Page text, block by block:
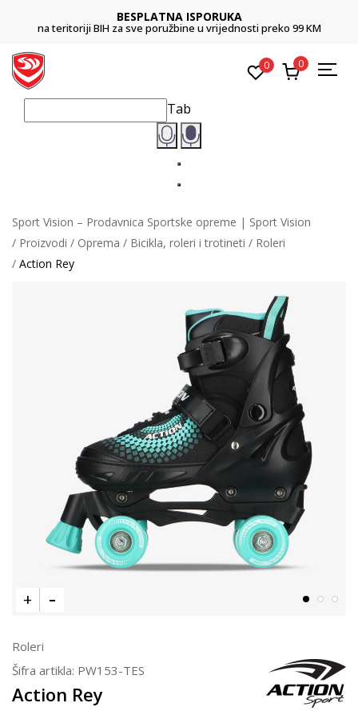
BESPLATNA ISPORUKA
na teritoriji BIH za sve poružbine u vrijednosti preko 99 KM
0 0
Tab
Sport Vision – Prodavnica Sportske opreme | Sport Vision
Proizvodi
Oprema Bicikla, roleri i trotineti
Roleri
Action Rey
Roleri
Šifra artikla: PW153-TES
Action Rey